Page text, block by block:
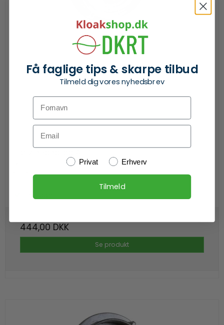
På lager
444,00 DKK
Se produkt
Få faglige tips & skarpe tilbud
Tilmeld dig vores nyhedsbrev
Fornavn
Email
Kundetype
Privat Erhverv
Tilmeld